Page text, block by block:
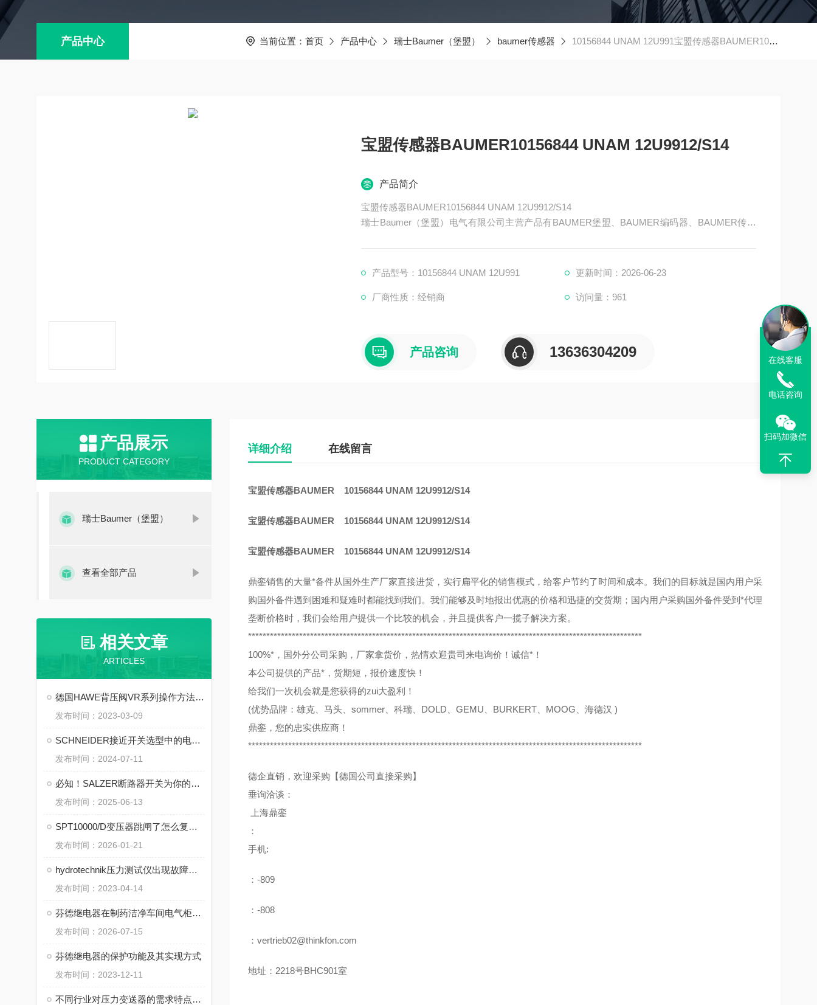
产品中心 当前位置： 首页 产品中心 瑞士Baumer（堡盟） baumer传感器 10156844 UNAM 12U991宝盟传感器BAUMER10156844 UNAM 12U9912/S14
宝盟传感器BAUMER10156844 UNAM 12U9912/S14
产品简介
宝盟传感器BAUMER10156844 UNAM 12U9912/S14
瑞士Baumer（堡盟）电气有限公司主营产品有BAUMER堡盟、BAUMER编码器、BAUMER传感
产品型号：10156844 UNAM 12U991
更新时间：2026-06-23
厂商性质：经销商 访问量：961
产品咨询 13636304209
产品展示
PRODUCT CATEGORY
瑞士Baumer（堡盟）
查看全部产品
相关文章
ARTICLES
德国HAWE背压阀VR系列操作方法资料下载
发布时间：2023-03-09
SCHNEIDER接近开关选型中的电气参数匹配
发布时间：2024-07-11
必知！SALZER断路器开关为你的用电安全保驾护航
发布时间：2025-06-13
SPT10000/D变压器跳闸了怎么复位？先检查这几个地方
发布时间：2026-01-21
hydrotechnik压力测试仪出现故障从哪几步分析
发布时间：2023-04-14
芬德继电器在制药洁净车间电气柜中的选型注意事项
发布时间：2026-07-15
芬德继电器的保护功能及其实现方式
发布时间：2023-12-11
不同行业对压力变送器的需求特点分析
详细介绍 在线留言
宝盟传感器BAUMER 10156844 UNAM 12U9912/S14
宝盟传感器BAUMER 10156844 UNAM 12U9912/S14
宝盟传感器BAUMER 10156844 UNAM 12U9912/S14
鼎銮销售的大量*备件从国外生产厂家直接进货，实行扁平化的销售模式，给客户节约了时间和成本。我们的目标就是国内用户采
购国外备件遇到困难和疑难时都能找到我们。我们能够及时地报出优惠的价格和迅捷的交货期；国内用户采购国外备件受到*代理
垄断价格时，我们会给用户提供一个比较的机会，并且提供客户一揽子解决方案。
************************************************************************************************************
100%*，国外分公司采购，厂家拿货价，热情欢迎贵司来电询价！诚信*！
本公司提供的产品*，货期短，报价速度快！
给我们一次机会就是您获得的zui大盈利！
(优势品牌：雄克、马头、sommer、科瑞、DOLD、GEMU、BURKERT、MOOG、海德汉 )
鼎銮，您的忠实供应商！
************************************************************************************************************
德企直销，欢迎采购【德国公司直接采购】
垂询洽谈：
上海鼎銮
：
手机:
：-809
：-808
：vertrieb02@thinkfon.com
地址：2218号BHC901室
在线客服
电话咨询
扫码加微信